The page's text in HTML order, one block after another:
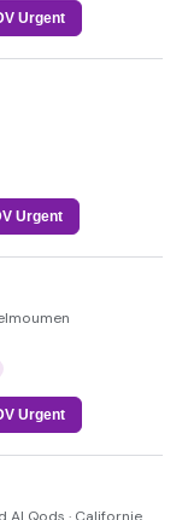
Urgent
Urgent
Urgent